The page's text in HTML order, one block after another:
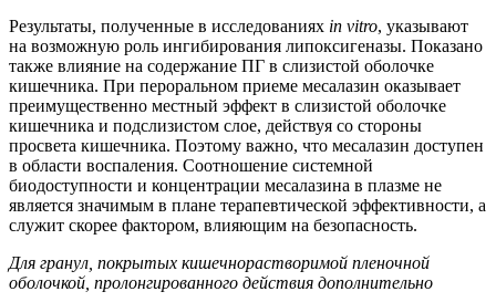
Результаты, полученные в исследованиях in vitro, указывают
на возможную роль ингибирования липоксигеназы. Показано
также влияние на содержание ПГ в слизистой оболочке
кишечника. При пероральном приеме месалазин оказывает
преимущественно местный эффект в слизистой оболочке
кишечника и подслизистом слое, действуя со стороны
просвета кишечника. Поэтому важно, что месалазин доступен
в области воспаления. Соотношение системной
биодоступности и концентрации месалазина в плазме не
является значимым в плане терапевтической эффективности, а
служит скорее фактором, влияющим на безопасность.
Для гранул, покрытых кишечнорастворимой пленочной
оболочкой, пролонгированного действия дополнительно